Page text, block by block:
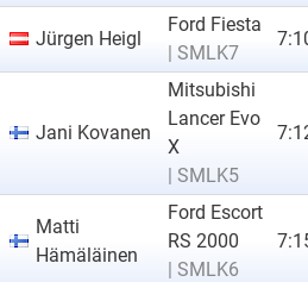
Jürgen Heigl
Ford Fiesta
| SMLK7
Jani Kovanen
Mitsubishi
Lancer Evo
X
| SMLK5
Matti
Hämäläinen
Ford Escort
RS 2000
| SMLK6